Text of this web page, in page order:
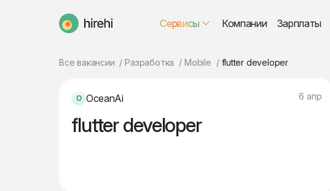
HireHi Сервисы Компании Зарплаты
Все вакансии Разработка Mobile flutter developer
OceanAi 6 апр
flutter developer